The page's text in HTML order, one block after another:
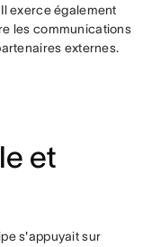
Il exerce également
les communications
externes.
et
s'appuyait sur